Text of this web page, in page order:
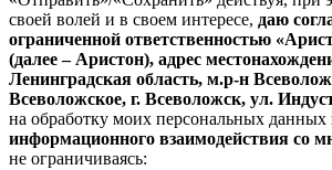
своей волей и в своем интересе, даю
ограниченной ответственностью
(далее – Аристон), адрес
Ленинградская область, м.р-н
Всеволожское, г. Всеволожск, ул.
на обработку моих персональных данных
информационного взаимодействия со
не ограничиваясь: